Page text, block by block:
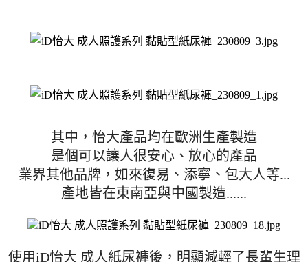
其中，怡大產品均在歐洲生產製造
是個可以讓人很安心、放心的產品
業界其他品牌，如來復易、添寧、包大人等...
產地皆在東南亞與中國製造......
使用iD怡大 成人紙尿褲後，明顯減輕了長輩生理